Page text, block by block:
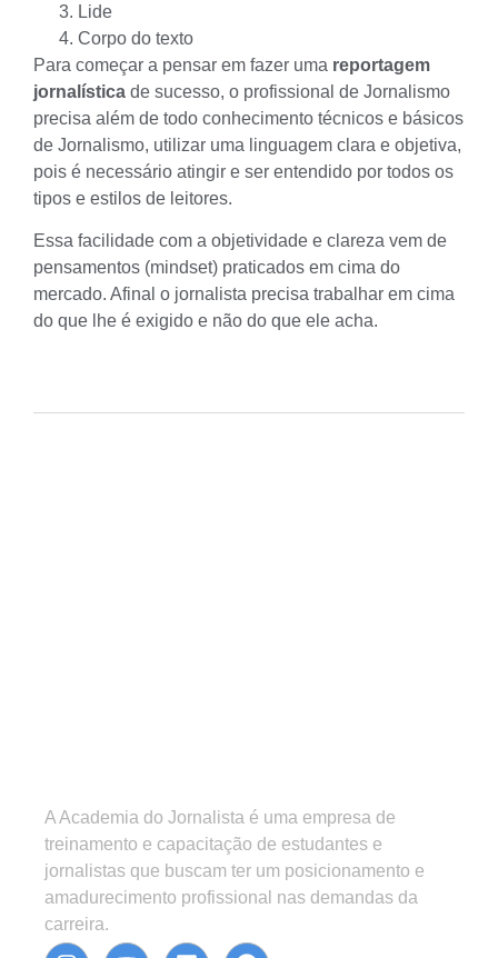
Lide
Corpo do texto
Para começar a pensar em fazer uma reportagem
jornalística de sucesso, o profissional de Jornalismo
precisa além de todo conhecimento técnicos e básicos
de Jornalismo, utilizar uma linguagem clara e objetiva,
pois é necessário atingir e ser entendido por todos os
tipos e estilos de leitores.
Essa facilidade com a objetividade e clareza vem de
pensamentos (mindset) praticados em cima do
mercado. Afinal o jornalista precisa trabalhar em cima
do que lhe é exigido e não do que ele acha.
A Academia do Jornalista é uma empresa de
treinamento e capacitação de estudantes e
jornalistas que buscam ter um posicionamento e
amadurecimento profissional nas demandas da
carreira.